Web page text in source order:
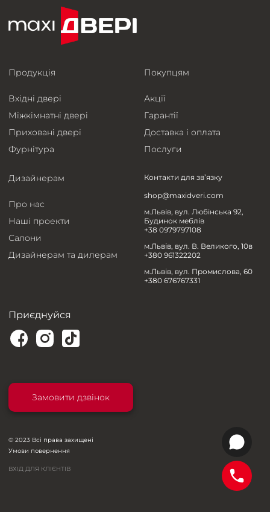
Продукція
Вхідні двері
Міжкімнатні двері
Приховані двері
Фурнітура
Покупцям
Акції
Гарантії
Доставка і оплата
Послуги
Дизайнерам
Про нас
Наші проекти
Салони
Дизайнерам та дилерам
Контакти для зв’язку
shop@maxidveri.com
м.Львів, вул. Любінська 92,
Будинок меблів
+38 0979797108
м.Львів, вул. В. Великого, 10в
+380 961322202
м.Львів, вул. Промислова, 60
+380 676767331
Приєднуйся
Замовити дзвінок
© 2023 Всі права захищені
Умови повернення
ВХІД ДЛЯ КЛІЄНТІВ